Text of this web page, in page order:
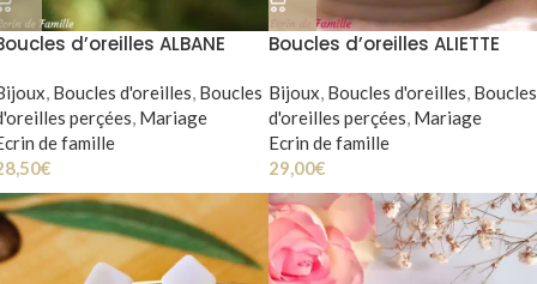
d’oreilles ALBANE
, Boucles d'oreilles, Boucles
perçées, Mariage
de famille
€
Boucles d’oreilles ALIETTE
Bijoux, Boucles d'oreilles, Boucles
d'oreilles perçées, Mariage
Ecrin de famille
29,00€